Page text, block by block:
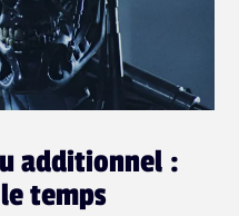
additionnel :
temps